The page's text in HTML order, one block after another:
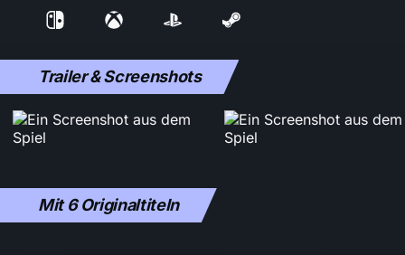
Trailer & Screenshots
Mit 6 Originaltiteln